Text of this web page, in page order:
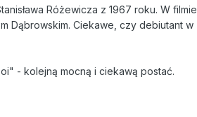
Różewicza z 1967 roku. W
Dąbrowskim. Ciekawe, czy debiutant w
- kolejną mocną i ciekawą postać.